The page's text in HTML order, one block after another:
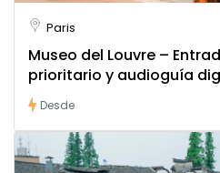
Paris
Museo del Louvre –
prioritario y audioguía
Desde